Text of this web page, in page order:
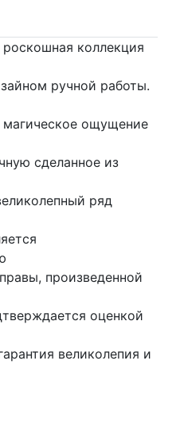
роскошная коллекция
ручной работы.
магическое ощущение
сделанное из
ряд
произведенной
оценкой
великолепия и